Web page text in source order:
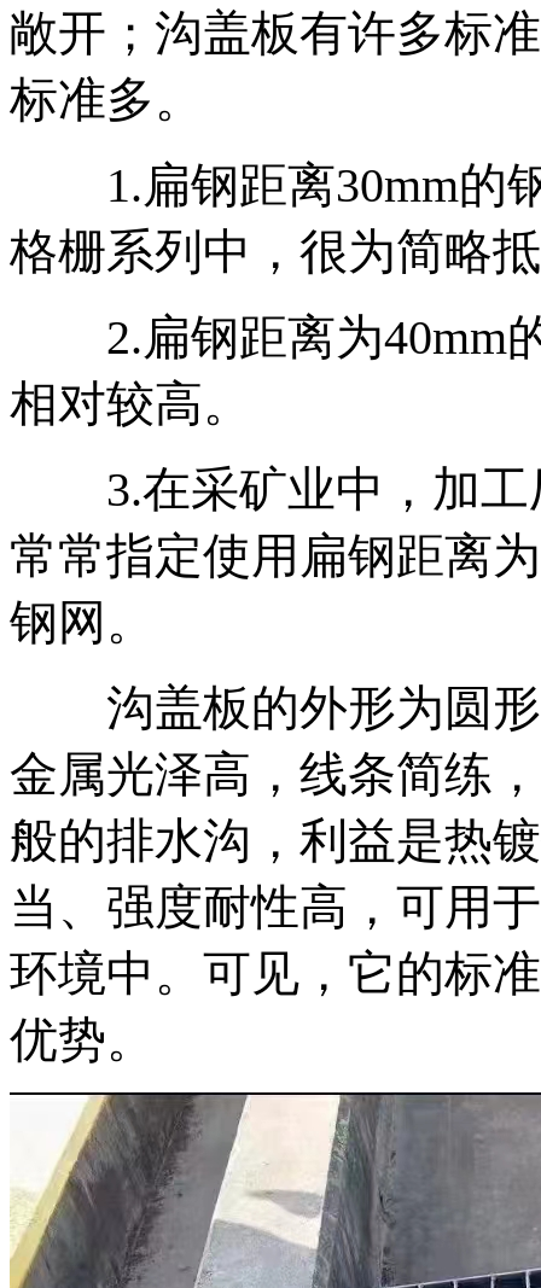
敞开；沟盖板有许多标
标准多。
1.扁钢距离30mm的
格栅系列中，很为简略
2.扁钢距离为40mm
相对较高。
3.在采矿业中，加工
常常指定使用扁钢距离
钢网。
沟盖板的外形为圆形
金属光泽高，线条简练
般的排水沟，利益是热
当、强度耐性高，可用
环境中。可见，它的标
优势。